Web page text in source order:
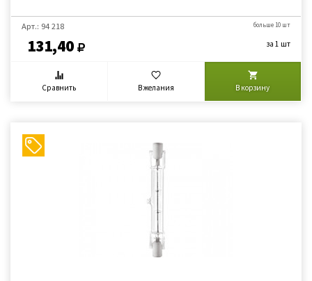
Арт.: 94 218
131,40
больше 10 шт
за 1 шт
Сравнить В желания В корзину